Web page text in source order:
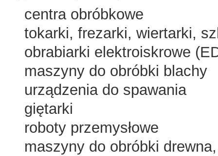
centra obróbkowe
tokarki, frezarki, wiertarki,
obrabiarki elektroiskrowe
maszyny do obróbki blachy
urządzenia do spawania
giętarki
roboty przemysłowe
maszyny do obróbki